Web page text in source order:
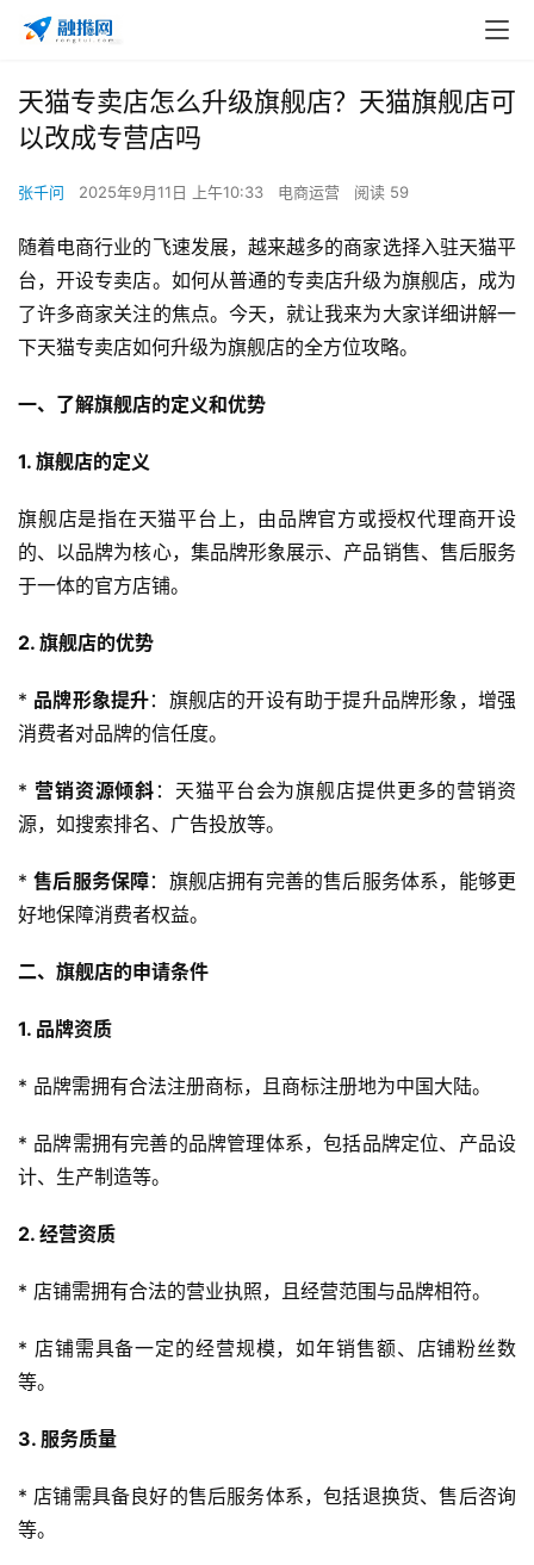
天猫专卖店怎么升级旗舰店？天猫旗舰店可
以改成专营店吗
张千问 2025年9月11日 上午10:33 电商运营 阅读 59
随着电商行业的飞速发展，越来越多的商家选择入驻天猫平
台，开设专卖店。如何从普通的专卖店升级为旗舰店，成为
了许多商家关注的焦点。今天，就让我来为大家详细讲解一
下天猫专卖店如何升级为旗舰店的全方位攻略。
一、了解旗舰店的定义和优势
1. 旗舰店的定义
旗舰店是指在天猫平台上，由品牌官方或授权代理商开设
的、以品牌为核心，集品牌形象展示、产品销售、售后服务
于一体的官方店铺。
2. 旗舰店的优势
* 品牌形象提升：旗舰店的开设有助于提升品牌形象，增强
消费者对品牌的信任度。
* 营销资源倾斜 ：天猫平台会为旗舰店提供更多的营销资
源，如搜索排名、广告投放等。
* 售后服务保障：旗舰店拥有完善的售后服务体系，能够更
好地保障消费者权益。
二、旗舰店的申请条件
1. 品牌资质
* 品牌需拥有合法注册商标，且商标注册地为中国大陆。
* 品牌需拥有完善的品牌管理体系，包括品牌定位、产品设
计、生产制造等。
2. 经营资质
* 店铺需拥有合法的营业执照，且经营范围与品牌相符。
* 店铺需具备一定的经营规模，如年销售额、店铺粉丝数
等。
3. 服务质量
* 店铺需具备良好的售后服务体系，包括退换货、售后咨询
等。